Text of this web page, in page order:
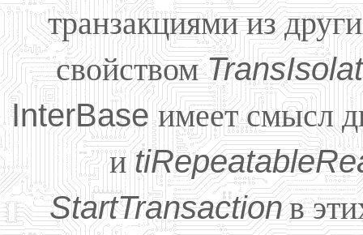
транзакциями из
свойством
InterBaseимеет смысл
и
StartTransactionв